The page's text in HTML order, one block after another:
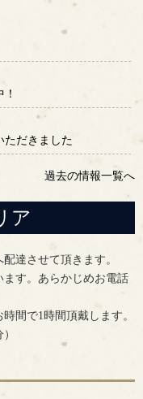
ただきました
過去の情報一覧へ
ア
達させて頂きます。
す。あらかじめお電話
間で1時間頂戴します。